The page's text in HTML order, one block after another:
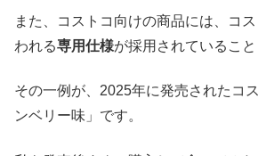
また、コストコ向けの商品には、コ
われる専用仕様が採用されていること
その一例が、2025年に発売されたコ
ンベリー味」です。